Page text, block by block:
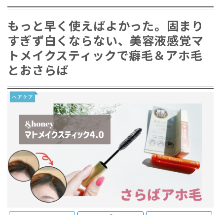
もっと早く使えばよかった。固まり
すぎず白くならない、美容液感覚マ
トメイクスティックで癖毛＆アホ毛
とおさらば
ヘアケア